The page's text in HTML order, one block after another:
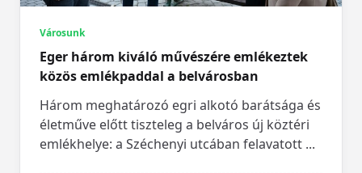
Városunk
Eger három kiváló művészére emlékeztek
közös emlékpaddal a belvárosban
Három meghatározó egri alkotó barátsága és
életműve előtt tiszteleg a belváros új köztéri
emlékhelye: a Széchenyi utcában felavatott ...